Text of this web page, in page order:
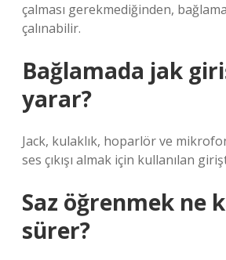
çalması gerekmediğinden,
çalınabilir.
Bağlamada jak
yarar?
Jack, kulaklık, hoparlör ve
ses çıkışı almak için kullanılan
Saz öğrenmek ne
sürer?